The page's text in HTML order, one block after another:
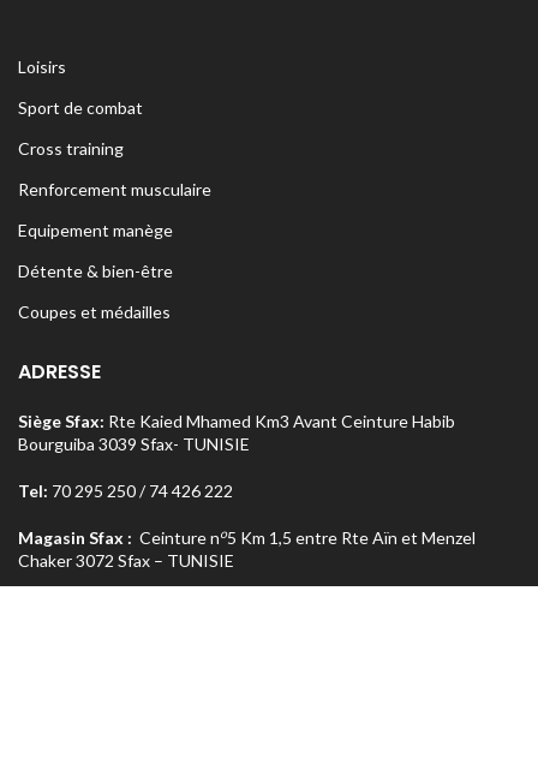
Loisirs
Sport de combat
Cross training
Renforcement musculaire
Equipement manège
Détente & bien-être
Coupes et médailles
ADRESSE
Siège Sfax: Rte Kaied Mhamed Km3 Avant Ceinture Habib
Bourguiba 3039 Sfax- TUNISIE
Tel: 70 295 250 / 74 426 222
Magasin Sfax : Ceinture no5 Km 1,5 entre Rte Aïn et Menzel
Chaker 3072 Sfax – TUNISIE